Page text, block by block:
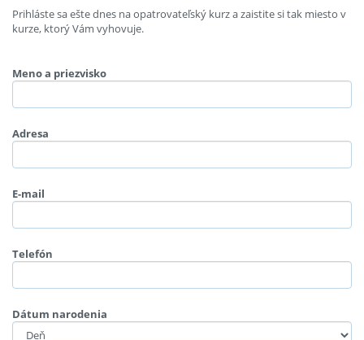
Prihláste sa ešte dnes na opatrovateľský kurz a zaistite si tak miesto v
kurze, ktorý Vám vyhovuje.
Meno a priezvisko
Adresa
E-mail
Telefón
Dátum narodenia